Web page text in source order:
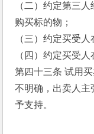
（二）约定第三
购买标的物；
（三）约定买受
（四）约定买受
第四十三条 试用
不明确，出卖人主
予支持。